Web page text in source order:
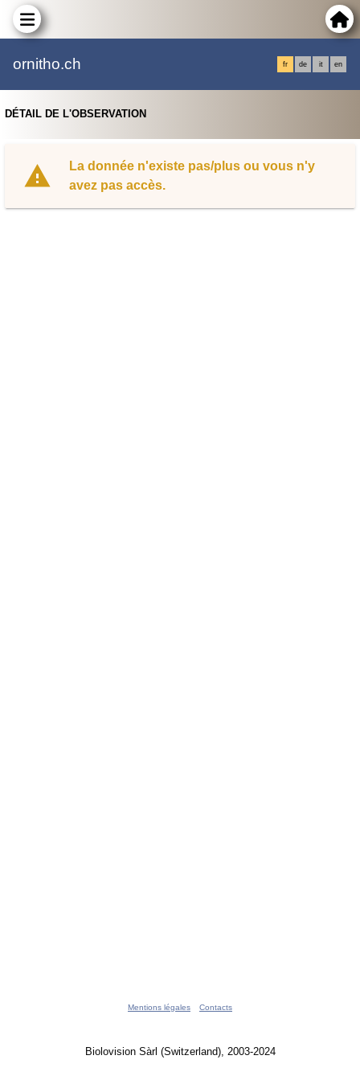
ornitho.ch fr de it en
DÉTAIL DE L'OBSERVATION
La donnée n'existe pas/plus ou vous n'y
avez pas accès.
Mentions légales Contacts
Biolovision Sàrl (Switzerland), 2003-2024